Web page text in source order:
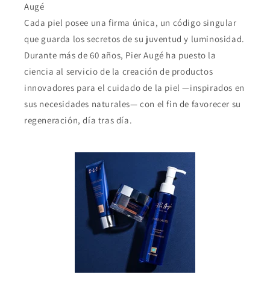
Augé
Cada piel posee una firma única, un código singular
que guarda los secretos de su juventud y luminosidad.
Durante más de 60 años, Pier Augé ha puesto la
ciencia al servicio de la creación de productos
innovadores para el cuidado de la piel —inspirados en
sus necesidades naturales— con el fin de favorecer su
regeneración, día tras día.